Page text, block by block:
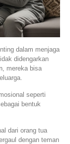
dalam menjaga
didengarkan
mereka bisa
seperti
bentuk
dari orang tua
dengan teman